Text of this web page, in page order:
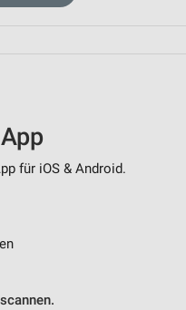
für iOS & Android.